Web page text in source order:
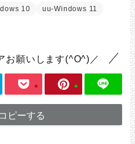
10
uu-Windows 11
お願いします(^O^)／
ピーする